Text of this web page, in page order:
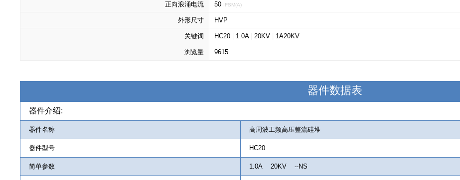
正向浪涌电流 50 IFSM(A)
外形尺寸 HVP
关键词 HC20| 1.0A| 20KV| 1A20KV
浏览量 9615
器件数据表
器件介绍:
器件名称 高周波工频高压整流硅堆
器件型号 HC20
简单参数 1.0A 20KV --NS